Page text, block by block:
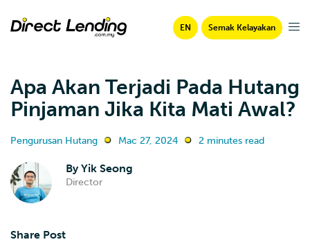
EN Semak Kelayakan
Apa Akan Terjadi Pada Hutang
Pinjaman Jika Kita Mati Awal?
Pengurusan Hutang Mac 27, 2024 2 minutes read
ByYik Seong
Director
Share Post